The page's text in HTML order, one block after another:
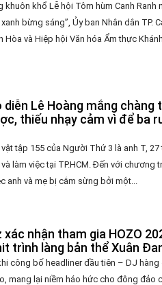
khuôn khổ Lễ hội Tôm hùm Canh Ranh
xanh bừng sáng”, Ủy ban Nhân dân TP.
Hòa và Hiệp hội Văn hóa Ẩm thực
diễn Lê Hoàng mắng chàng
thiếu nhạy cảm vì để ba
vật tập 155 của Người Thứ 3 là anh T,
làm việc tại TP.HCM. Đến với chương
anh và mẹ bị cắm sừng bởi một...
xác nhận tham gia HOZO
trình làng bản thể Xuân
công bố headliner đầu tiên – DJ
mang lại niềm háo hức cho đông đảo